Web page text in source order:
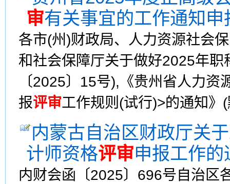
审有关事宜的工作通知
各市(州)财政局、人力资源社会
和社会保障厅关于做好2025年
〔2025〕15号),《贵州省人力
报评审工作规则(试行)>的通知
内蒙古自治区财政厅关
计师资格评审申报工作的
内财会函〔2025〕696号自治区